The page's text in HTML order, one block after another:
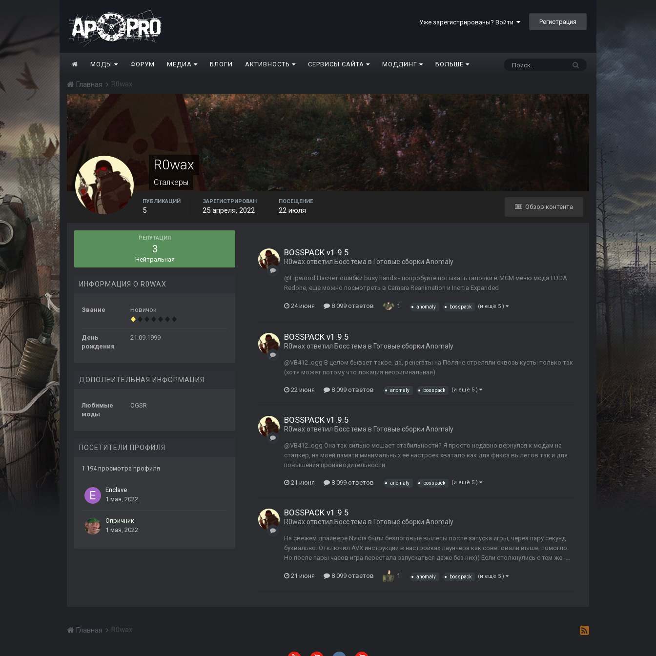
Уже зарегистрированы? Войти Регистрация
МОДЫ ФОРУМ МЕДИА БЛОГИ АКТИВНОСТЬ СЕРВИСЫ САЙТА МОДДИНГ БОЛЬШЕ
Главная R0wax
R0wax
Сталкеры
Обзор контента
ПУБЛИКАЦИЙ
5
ЗАРЕГИСТРИРОВАН
25 апреля, 2022
ПОСЕЩЕНИЕ
22 июля
РЕПУТАЦИЯ
3
Нейтральная
ИНФОРМАЦИЯ О R0WAX
Звание Новичок
День
рождения
21.09.1999
ДОПОЛНИТЕЛЬНАЯ ИНФОРМАЦИЯ
Любимые
моды
OGSR
ПОСЕТИТЕЛИ ПРОФИЛЯ
1 194 просмотра профиля
Enclave
1 мая, 2022
Опричник
1 мая, 2022
BOSSPACK v1.9.5
R0wax ответил Босстема в Готовые сборки Anomaly
@Lipwood Насчет ошибки busy hands - попробуйте потыкать галочки в MCM меню мода FDDA
Redone, еще можно посмотреть в Camera Reanimation и Inertia Expanded
24 июня 8 099 ответов 1 anomaly bosspack (и ещё 5 )
BOSSPACK v1.9.5
R0wax ответил Босстема в Готовые сборки Anomaly
@VB412_ogg В целом бывает такое, да, ренегаты на Поляне стреляли сквозь кусты только так
(хотя может потому что локация неоригинальная)
22 июня 8 099 ответов anomaly bosspack (и ещё 5 )
BOSSPACK v1.9.5
R0wax ответил Босстема в Готовые сборки Anomaly
@VB412_ogg Она так сильно мешает стабильности? Я просто недавно вернулся к модам на
сталкер, на моей памяти минимальных её настроек хватало как для фикса вылетов так и для
повышения производительности
21 июня 8 099 ответов anomaly bosspack (и ещё 5 )
BOSSPACK v1.9.5
R0wax ответил Босстема в Готовые сборки Anomaly
На свежем драйвере Nvidia были безлоговые вылеты после запуска игры, через пару секунд
буквально. Отключил AVX инструкции в настройках лаунчера как советовали выше, помогло.
Но после пары часов игра перестала запускаться даже без них)) Если столкнулись с тем же -...
21 июня 8 099 ответов 1 anomaly bosspack (и ещё 5 )
Главная R0wax